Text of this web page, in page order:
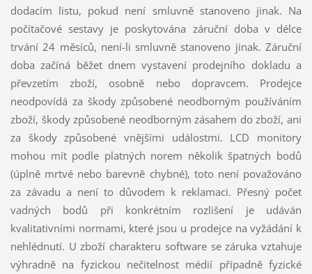
dodacím listu, pokud není smluvně stanoveno jinak. Na
počítačové sestavy je poskytována záruční doba v délce
trvání 24 měsíců, není-li smluvně stanoveno jinak. Záruční
doba začíná běžet dnem vystavení prodejního dokladu a
převzetím zboží, osobně nebo dopravcem. Prodejce
neodpovídá za škody způsobené neodborným používáním
zboží, škody způsobené neodborným zásahem do zboží, ani
za škody způsobené vnějšími událostmi. LCD monitory
mohou mít podle platných norem několik špatných bodů
(úplně mrtvé nebo barevně chybné), toto není považováno
za závadu a není to důvodem k reklamaci. Přesný počet
vadných bodů při konkrétním rozlišení je udáván
kvalitativními normami, které jsou u prodejce na vyžádání k
nehlédnutí. U zboží charakteru software se záruka vztahuje
výhradně na fyzickou nečitelnost médií případně fyzické